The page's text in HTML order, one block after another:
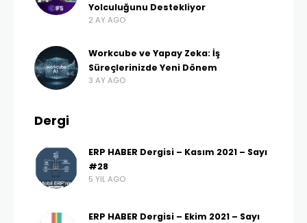
Yolculuğunu Destekliyor
2 AY AGO
Workcube ve Yapay Zeka: İş
Süreçlerinizde Yeni Dönem
3 AY AGO
Dergi
ERP HABER Dergisi – Kasım 2021 – Sayı
#28
5 YIL AGO
ERP HABER Dergisi – Ekim 2021 – Sayı